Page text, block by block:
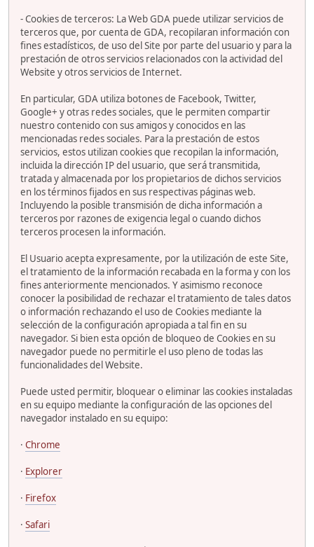
- Cookies de terceros: La Web GDA puede utilizar servicios de
terceros que, por cuenta de GDA, recopilaran información con
fines estadísticos, de uso del Site por parte del usuario y para la
prestación de otros servicios relacionados con la actividad del
Website y otros servicios de Internet.
En particular, GDA utiliza botones de Facebook, Twitter,
Google+ y otras redes sociales, que le permiten compartir
nuestro contenido con sus amigos y conocidos en las
mencionadas redes sociales. Para la prestación de estos
servicios, estos utilizan cookies que recopilan la información,
incluida la dirección IP del usuario, que será transmitida,
tratada y almacenada por los propietarios de dichos servicios
en los términos fijados en sus respectivas páginas web.
Incluyendo la posible transmisión de dicha información a
terceros por razones de exigencia legal o cuando dichos
terceros procesen la información.
El Usuario acepta expresamente, por la utilización de este Site,
el tratamiento de la información recabada en la forma y con los
fines anteriormente mencionados. Y asimismo reconoce
conocer la posibilidad de rechazar el tratamiento de tales datos
o información rechazando el uso de Cookies mediante la
selección de la configuración apropiada a tal fin en su
navegador. Si bien esta opción de bloqueo de Cookies en su
navegador puede no permitirle el uso pleno de todas las
funcionalidades del Website.
Puede usted permitir, bloquear o eliminar las cookies instaladas
en su equipo mediante la configuración de las opciones del
navegador instalado en su equipo:
· Chrome
· Explorer
· Firefox
· Safari